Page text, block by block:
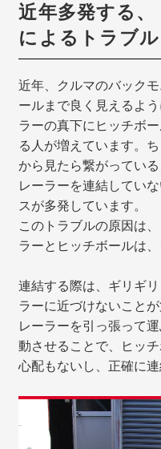
近年多発する、
によるトラブル
近年、クルマのバック
ールまで良く見えるよ
ラーの真下にヒッチボ
る人が増えています。
から見たら繋がってい
レーラーを連結してい
スが多発しています。
このトラブルの原因は
ラーとヒッチボールは
連結する際は、ギリギ
ラーに近づけないこと
レーラーを引っ張って
動させることで、ヒッ
心配もないし、正確に